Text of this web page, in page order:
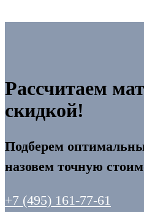
Рассчитаем
скидкой!
Подберем
назовем точную
+7 (495) 161-77-61